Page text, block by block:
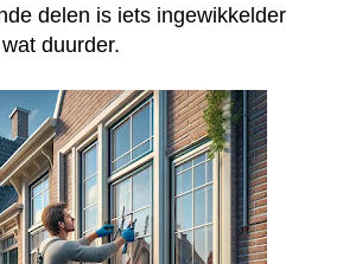
delen is iets ingewikkelder
duurder.